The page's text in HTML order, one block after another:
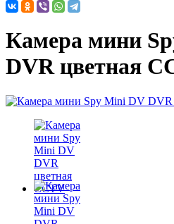
Камера мини
DVR цветная